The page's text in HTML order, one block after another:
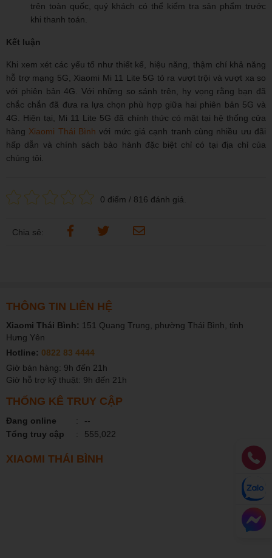
trên toàn quốc, quý khách có thể kiểm tra sản phẩm trước
khi thanh toán.
Kết luận
Khi xem xét các yếu tố như thiết kế, hiệu năng, thậm chí khả năng
hỗ trợ mạng 5G, Xiaomi Mi 11 Lite 5G tỏ ra vượt trội và vượt xa so
với phiên bản 4G. Với những so sánh trên, hy vọng rằng bạn đã
chắc chắn đã đưa ra lựa chọn phù hợp giữa hai phiên bản 5G và
4G. Hiện tại, Mi 11 Lite 5G đã chính thức có mặt tại hệ thống cửa
hàng Xiaomi Thái Bình với mức giá cạnh tranh cùng nhiều ưu đãi
hấp dẫn và chính sách bảo hành đặc biệt chỉ có tại địa chỉ của
chúng tôi.
0 điểm / 816 đánh giá.
Chia sẻ:
THÔNG TIN LIÊN HỆ
Xiaomi Thái Bình: 151 Quang Trung, phường Thái Bình, tỉnh
Hưng Yên
Hotline: 0822 83 4444
Giờ bán hàng: 9h đến 21h
Giờ hỗ trợ kỹ thuật: 9h đến 21h
THỐNG KÊ TRUY CẬP
Đang online :
--
Tổng truy cập
: 555,022
XIAOMI THÁI BÌNH